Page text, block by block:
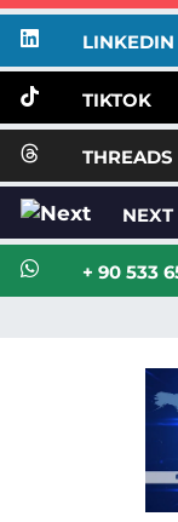
LINKEDIN
TIKTOK
THREADS
NEXT
+ 90 533